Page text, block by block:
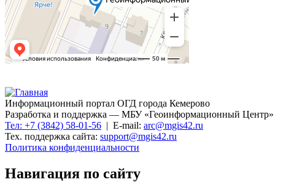
Информационный портал ОГД города Кемерово
Разработка и поддержка — МБУ «Геоинформационный Центр»
Тел: +7 (3842) 58-01-56 | E-mail: arc@mgis42.ru
Тех. поддержка сайта: support@mgis42.ru
Политика конфиденциальности
Навигация по сайту